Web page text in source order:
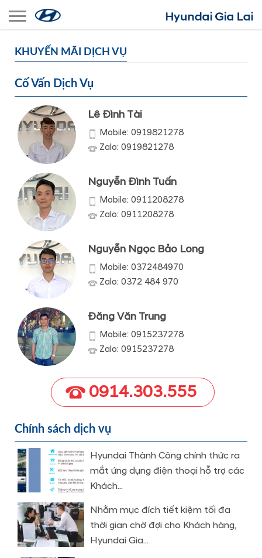
Toggle navigation
KHUYẾN MÃI DỊCH VỤ
Cố Vấn Dịch Vụ
Lê Đình Tài
Mobile: 0919821278
Zalo: 0919821278
Nguyễn Đình Tuấn
Mobile: 0911208278
Zalo: 0911208278
Nguyễn Ngọc Bảo Long
Mobile: 0372484970
Zalo: 0372 484 970
Đăng Văn Trung
Mobile: 0915237278
Zalo: 0915237278
0914.303.555
Chính sách dịch vụ
Hyundai Thành Công chính thức ra
mắt ứng dụng điện thoại hỗ trợ các
Khách...
Nhằm mục đích tiết kiệm tối đa
thời gian chờ đợi cho Khách hàng,
Hyundai Gia...